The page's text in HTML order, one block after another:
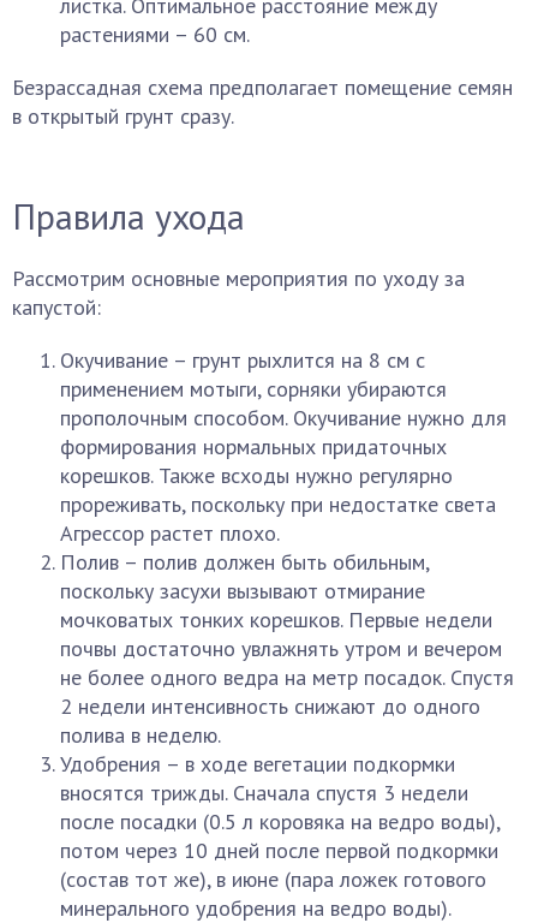
растениями – 60 см.
Безрассадная схема предполагает помещение семян
в открытый грунт сразу.
Правила ухода
Рассмотрим основные мероприятия по уходу за
капустой:
Окучивание – грунт рыхлится на 8 см с
применением мотыги, сорняки убираются
прополочным способом. Окучивание нужно для
формирования нормальных придаточных
корешков. Также всходы нужно регулярно
прореживать, поскольку при недостатке света
Агрессор растет плохо.
Полив – полив должен быть обильным,
поскольку засухи вызывают отмирание
мочковатых тонких корешков. Первые недели
почвы достаточно увлажнять утром и вечером
не более одного ведра на метр посадок. Спустя
2 недели интенсивность снижают до одного
полива в неделю.
Удобрения – в ходе вегетации подкормки
вносятся трижды. Сначала спустя 3 недели
после посадки (0.5 л коровяка на ведро воды),
потом через 10 дней после первой подкормки
(состав тот же), в июне (пара ложек готового
минерального удобрения на ведро воды).